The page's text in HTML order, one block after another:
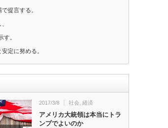
提言する。
。
定に努める。
2017/3/8 社会 経済
アメリカ大統領は本当にトラ
ンプでよいのか